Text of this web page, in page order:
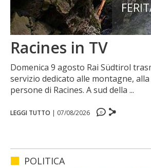
Racines in TV
Domenica 9 agosto Rai Südtirol
servizio dedicato alle montagne,
persone di Racines. A sud della ...
LEGGI TUTTO | 07/08/2026 0
POLITICA